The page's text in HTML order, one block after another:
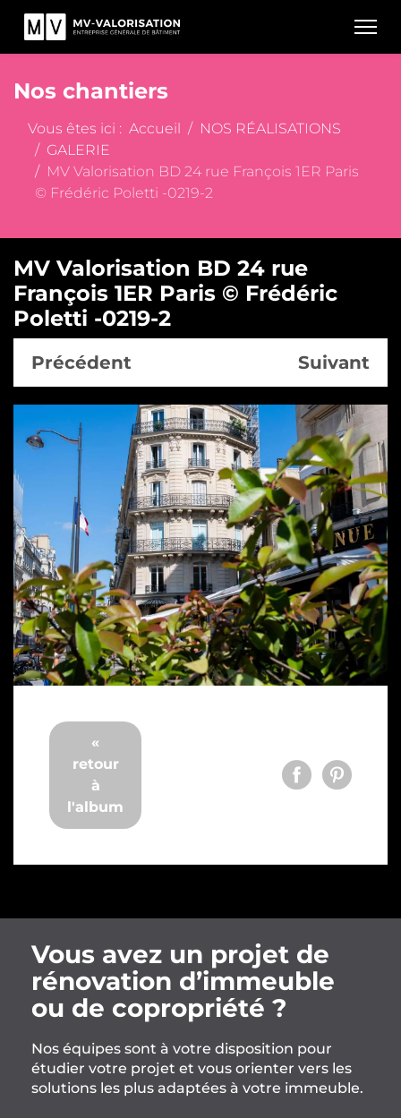
Nos chantiers
Vous êtes ici : Accueil
NOS RÉALISATIONS
GALERIE
MV Valorisation BD 24 rue François 1ER Paris
© Frédéric Poletti -0219-2
MV Valorisation BD 24 rue
François 1ER Paris © Frédéric
Poletti -0219-2
Précédent Suivant
«
retour
à
l'album
Vous avez un projet de
rénovation d’immeuble
ou de copropriété ?
Nos équipes sont à votre disposition pour
étudier votre projet et vous orienter vers les
solutions les plus adaptées à votre immeuble.